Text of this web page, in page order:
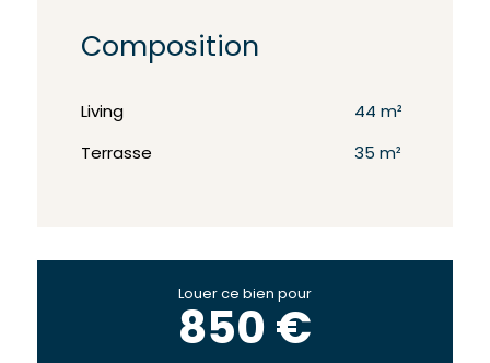
Composition
Living 44 m²
Terrasse 35 m²
Louer ce bien pour
850 €